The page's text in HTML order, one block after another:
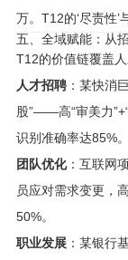
万。T12的‘尽责性’
五、全域赋能：从
T12的价值链覆盖
人才招聘：某快消
股”——高“审美力
识别准确率达85%。
团队优化：互联网
员应对需求变更，
50%。
职业发展：某银行